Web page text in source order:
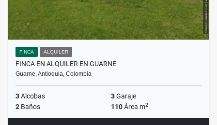
FINCA ALQUILER
FINCA EN ALQUILER EN GUARNE
Guarne, Antioquia, Colombia
3Alcobas 3Garaje
2 Baños 110Área m2